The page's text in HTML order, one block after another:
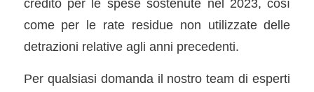
come per le rate residue non utilizzate delle
detrazioni relative agli anni precedenti.
Per qualsiasi domanda il nostro team di esperti